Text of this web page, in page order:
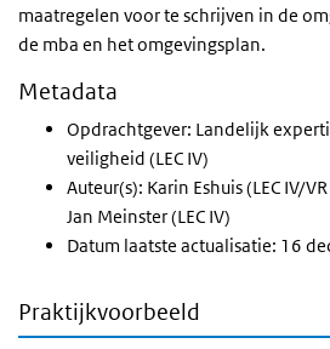
maatregelen voor te schrijven in de
de mba en het omgevingsplan.
Metadata
Opdrachtgever: Landelijk
veiligheid (LEC IV)
Auteur(s): Karin Eshuis (LEC IV/
Jan Meinster (LEC IV)
Datum laatste actualisatie: 16
Praktijkvoorbeeld